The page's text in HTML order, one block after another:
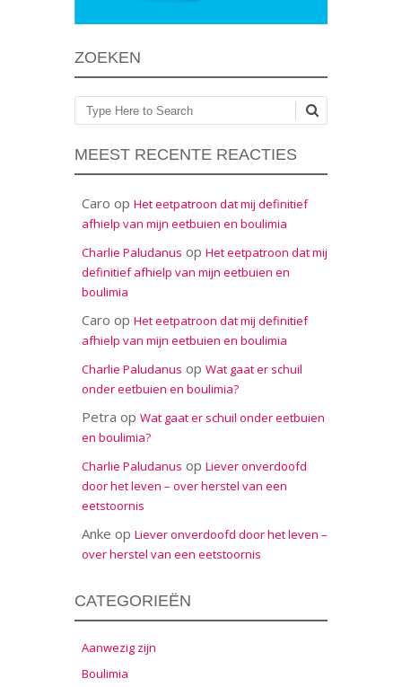
ZOEKEN
Zoeken
MEEST RECENTE REACTIES
Caro op Het eetpatroon dat mij definitief
afhielp van mijn eetbuien en boulimia
Charlie Paludanus op Het eetpatroon dat mij
definitief afhielp van mijn eetbuien en
boulimia
Caro op Het eetpatroon dat mij definitief
afhielp van mijn eetbuien en boulimia
Charlie Paludanus op Wat gaat er schuil
onder eetbuien en boulimia?
Petra op Wat gaat er schuil onder eetbuien
en boulimia?
Charlie Paludanus op Liever onverdoofd
door het leven – over herstel van een
eetstoornis
Anke op Liever onverdoofd door het leven –
over herstel van een eetstoornis
CATEGORIEËN
Aanwezig zijn
Boulimia